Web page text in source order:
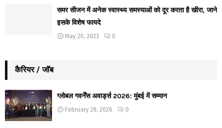
समर सीजन में अनेक स्वास्थ्य समस्याओं को दूर करता है खीरा, जाने
इसके विशेष फायदे
May 20, 2023 0
कैरियर / जॉब
ग्लोबल गवर्नेंस अवार्ड्स 2026: मुंबई में सम्मान
February 28, 2026 0